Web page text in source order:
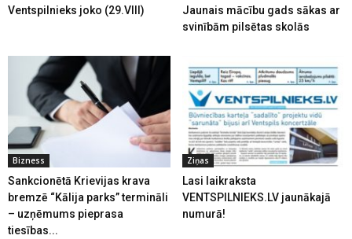
Ventspilnieks joko (29.VIII)
Jaunais mācību gads sākas ar
svinībām pilsētas skolās
Bizness
Sankcionētā Krievijas krava
bremzē “Kālija parks” termināli
– uzņēmums pieprasa
tiesības...
Ziņas
Lasi laikraksta
VENTSPILNIEKS.LV jaunākajā
numurā!